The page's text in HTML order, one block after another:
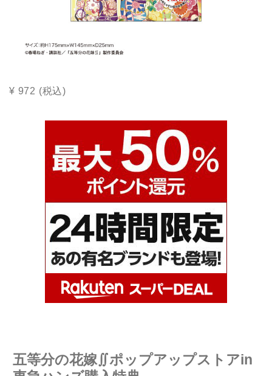
¥ 972 (税込)
五等分の花嫁∬ポップアップストアin